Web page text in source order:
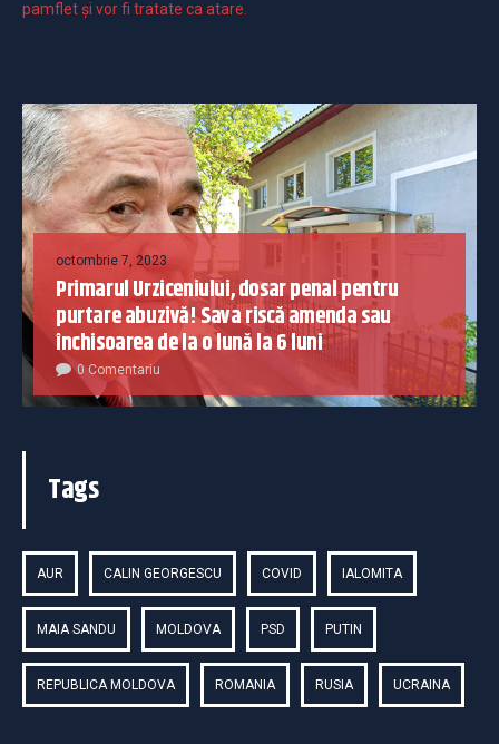
pamflet și vor fi tratate ca atare.
octombrie 7, 2023
Primarul Urziceniului, dosar penal pentru
purtare abuzivă! Sava riscă amenda sau
închisoarea de la o lună la 6 luni
0 Comentariu
Tags
AUR CALIN GEORGESCU COVID IALOMITA
MAIA SANDU MOLDOVA PSD PUTIN
REPUBLICA MOLDOVA ROMANIA RUSIA UCRAINA